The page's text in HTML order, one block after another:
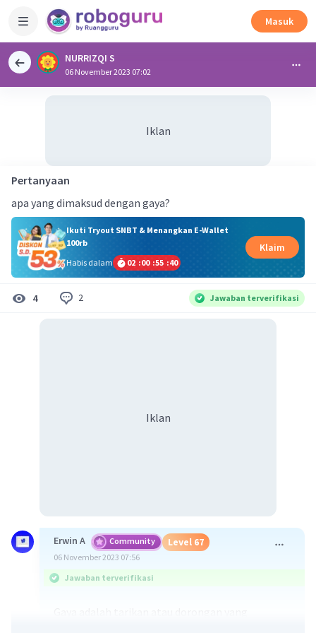
Masuk
NURRIZQI S
06 November 2023 07:02
Iklan
Pertanyaan
apa yang dimaksud dengan gaya?
Ikuti Tryout SNBT & Menangkan E-Wallet
100rb
Habis dalam
02 :00 :55 :39
Klaim
4 2 Jawaban terverifikasi
Iklan
Erwin A Community Level 67
06 November 2023 07:56
Jawaban terverifikasi